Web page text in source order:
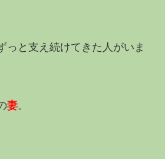
っと支え続けてきた人がいま
妻。